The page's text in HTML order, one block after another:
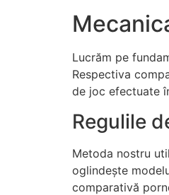
Lucrăm pe
Respectiva
de joc efectuate
Regulile
Metoda nostru
oglindește
comparativă